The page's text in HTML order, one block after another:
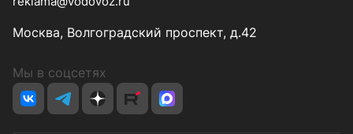
Москва, Волгоградский проспект, д.42
Мы в соцсетях